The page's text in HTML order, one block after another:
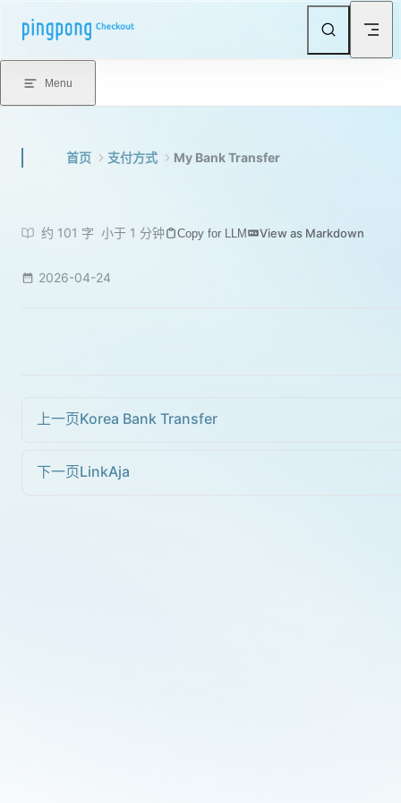
Skip to content
Menu
首页 支付方式 My Bank Transfer
约 101 字 小于 1 分钟 Copy for LLM View as Markdown
2026-04-24
上一页Korea Bank Transfer
下一页LinkAja